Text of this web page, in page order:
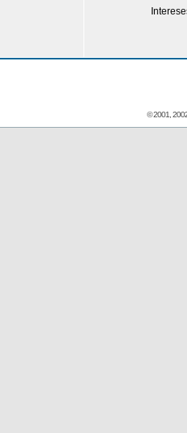
© 2001,